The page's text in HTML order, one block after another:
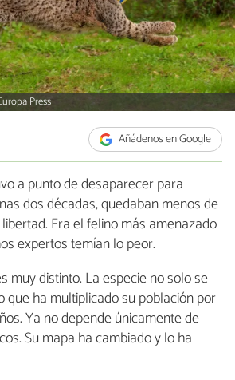
Press
Añádenos en Google
a punto de desaparecer para
dos décadas, quedaban menos de
Era el felino más amenazado
expertos temían lo peor.
muy distinto. La especie no solo se
que ha multiplicado su población por
Ya no depende únicamente de
Su mapa ha cambiado y lo ha